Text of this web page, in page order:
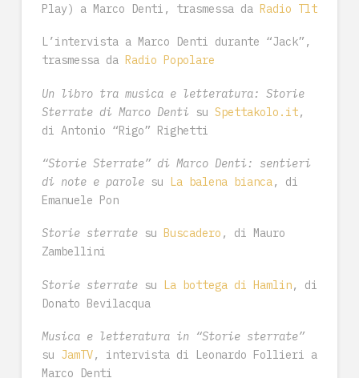
Play) a Marco Denti, trasmessa da Radio Tlt
L’intervista a Marco Denti durante “Jack”,
trasmessa da Radio Popolare
Un libro tra musica e letteratura: Storie
Sterrate di Marco Denti su Spettakolo.it,
di Antonio “Rigo” Righetti
“Storie Sterrate” di Marco Denti: sentieri
di note e parolesu La balena bianca, di
Emanuele Pon
Storie sterratesu Buscadero , di Mauro
Zambellini
Storie sterratesu La bottega di Hamlin, di
Donato Bevilacqua
Musica e letteratura in “Storie sterrate”
su JamTV, intervista di Leonardo Follieri a
Marco Denti